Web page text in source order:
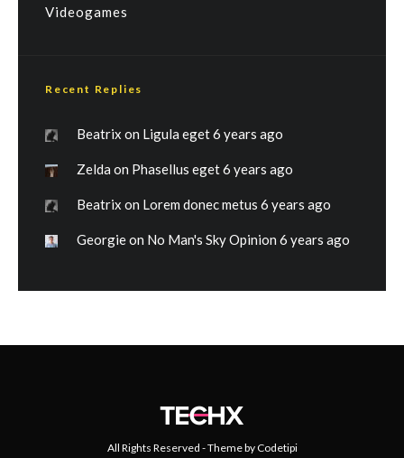
Videogames
Recent Replies
Beatrix on Ligula eget6 years ago
Zelda on Phasellus eget6 years ago
Beatrix on Lorem donec metus 6 years ago
Georgieon No Man's Sky Opinion 6 years ago
All Rights Reserved - Theme byCodetipi